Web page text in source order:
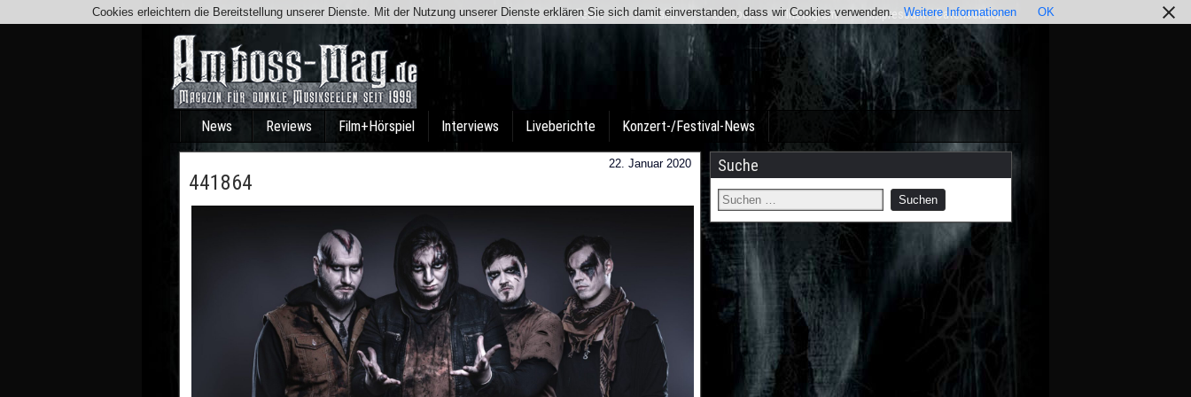
Team Kontakt Facebook Instagram Impressum / Datenschutz
News Reviews Film+Hörspiel Interviews Liveberichte Konzert-/Festival-News
22. Januar 2020
441864
Suche
Cookies erleichtern die Bereitstellung unserer Dienste. Mit der Nutzung unserer Dienste erklären Sie sich damit einverstanden, dass wir Cookies verwenden. Weitere Informationen OK